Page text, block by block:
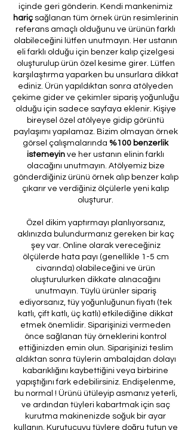
içinde geri gönderin. Kendi mankenimiz
hariçsağlanan tüm örnek ürün resimlerinin
referans amaçlı olduğunu ve ürünün farklı
olabileceğini lütfen unutmayın. Her ustanın
eli farklı olduğu için benzer kalıp çizelgesi
oluşturulup ürün özel kesime girer. Lütfen
karşılaştırma yaparken bu unsurlara dikkat
ediniz. Ürün yapıldıktan sonra atölyeden
çekime gider ve çekimler sipariş yoğunluğu
olduğu için sadece sayfaya eklenir. Kişiye
bireysel özel atölyeye gidip görüntü
paylaşımı yapılamaz. Bizim olmayan örnek
görsel çalışmalarında %100 benzerlik
istemeyin ve her ustanın elinin farklı
olacağını unutmayın. Atölyemiz bize
gönderdiğiniz ürünü örnek alıp benzer kalıp
çıkarır ve verdiğiniz ölçülerle yeni kalıp
oluşturur.
Özel dikim yaptırmayı planlıyorsanız,
aklınızda bulundurmanız gereken bir kaç
şey var. Online olarak vereceğiniz
ölçülerde hata payı (genellikle 1-5 cm
civarında) olabileceğini ve ürün
oluşturulurken dikkate alınacağını
unutmayın. Tüylü ürünler sipariş
ediyorsanız, tüy yoğunluğunun fiyatı (tek
katlı, çift katlı, üç katlı) etkilediğine dikkat
etmek önemlidir. Siparişinizi vermeden
önce sağlanan tüy örneklerini kontrol
ettiğinizden emin olun. Siparişinizi teslim
aldıktan sonra tüylerin ambalajdan dolayı
kabarıklığını kaybettiğini veya birbirine
yapıştığını fark edebilirsiniz. Endişelenme,
bu normal ! Ürünü ütüleyip asmanız yeterli,
ve ardından tüyleri kabartmak için saç
kurutma makinenizde soğuk bir ayar
kullanın. Kurutucuyu tüylere doğru tutun ve